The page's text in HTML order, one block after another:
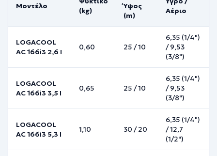
Μοντέλο
(kg)
Ύψος
(m)
Αέριο
LOGACOOL
AC 166i3 2,6 I
0,60 25 /10
6,35 (1/4")
/9,53
(3/8")
LOGACOOL
AC 166i3 3,5 I
0,65 25 /10
6,35 (1/4")
/9,53
(3/8")
LOGACOOL
AC 166i3 5,3 I
1,10 30 /20
6,35 (1/4")
/12,7
(1/2")